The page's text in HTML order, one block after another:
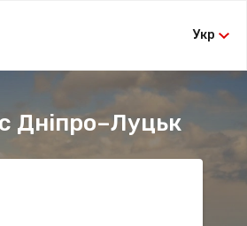
Укр
Дніпро–Луцьк